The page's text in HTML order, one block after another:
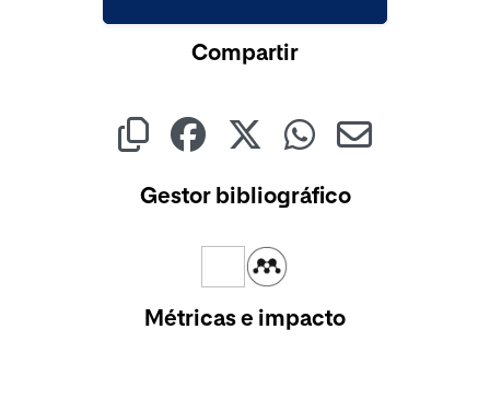
Compartir
Gestor bibliográfico
Métricas e impacto